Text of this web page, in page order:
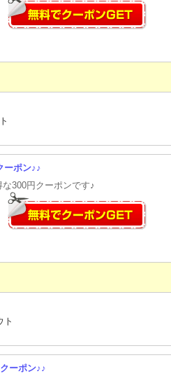
ーポン♪♪
300円クーポンです♪
ト
ーポン♪♪